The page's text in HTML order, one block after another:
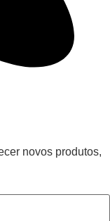
novos produtos,